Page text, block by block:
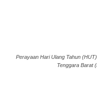
Perayaan Hari Ulang Tahun
Tenggara Barat